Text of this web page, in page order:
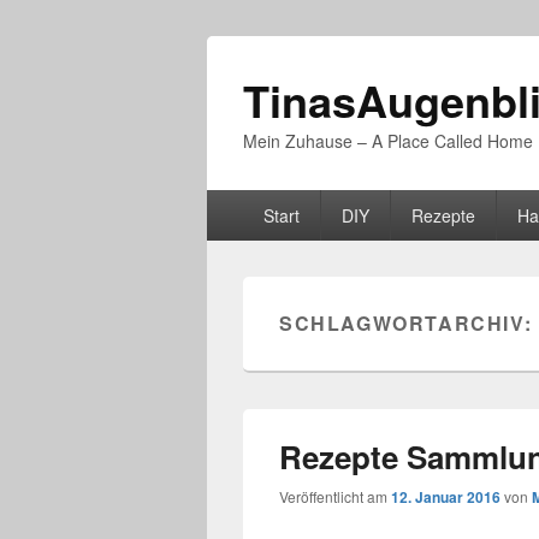
Mein Zuhause – A Place Called Home
PrimäresStart DIY Rezepte
SCHLAGWORTARCHIV:
Rezepte
Veröffentlicht am 12. Januar 2016von